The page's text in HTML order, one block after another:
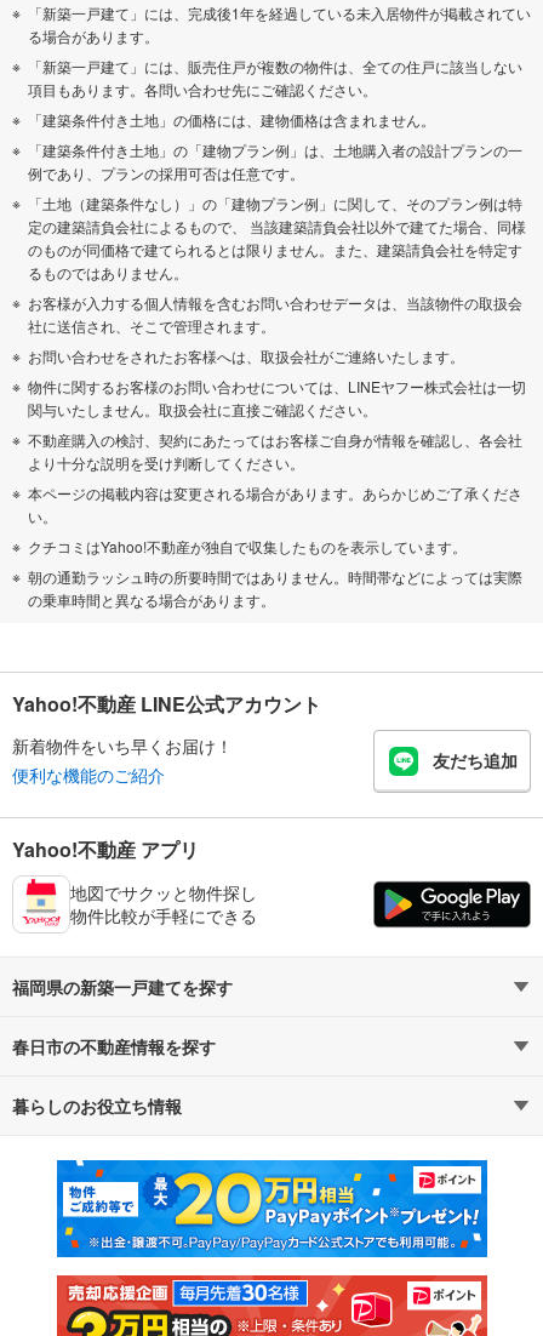
「新築一戸建て」には、完成後1年を経過している未入居物件が掲載されてい
る場合があります。
「新築一戸建て」には、販売住戸が複数の物件は、全ての住戸に該当しない
項目もあります。各問い合わせ先にご確認ください。
「建築条件付き土地」の価格には、建物価格は含まれません。
「建築条件付き土地」の「建物プラン例」は、土地購入者の設計プランの一
例であり、プランの採用可否は任意です。
「土地（建築条件なし）」の「建物プラン例」に関して、そのプラン例は特
定の建築請負会社によるもので、 当該建築請負会社以外で建てた場合、同様
のものが同価格で建てられるとは限りません。また、建築請負会社を特定す
るものではありません。
お客様が入力する個人情報を含むお問い合わせデータは、当該物件の取扱会
社に送信され、そこで管理されます。
お問い合わせをされたお客様へは、取扱会社がご連絡いたします。
物件に関するお客様のお問い合わせについては、LINEヤフー株式会社は一切
関与いたしません。取扱会社に直接ご確認ください。
不動産購入の検討、契約にあたってはお客様ご自身が情報を確認し、各会社
より十分な説明を受け判断してください。
本ページの掲載内容は変更される場合があります。あらかじめご了承くださ
い。
クチコミはYahoo!不動産が独自で収集したものを表示しています。
朝の通勤ラッシュ時の所要時間ではありません。時間帯などによっては実際
の乗車時間と異なる場合があります。
Yahoo!不動産 LINE公式アカウント
新着物件をいち早くお届け！
便利な機能のご紹介
友だち追加
Yahoo!不動産 アプリ
地図でサクッと物件探し
物件比較が手軽にできる
福岡県の新築一戸建てを探す
路線・駅から探す
通勤・通学時間から探す
春日市の不動産情報を探す
不動産・住宅
新築マンション 中古マンション
新築一戸建て 中古一戸建て
注文住宅 土地
暮らしのお役立ち情報
マンションカタログ 教えて！住まいの先生